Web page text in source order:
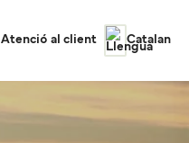
Atenció al client Catalan